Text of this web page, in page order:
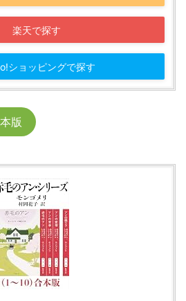
楽天で探す
ショッピングで探す
版